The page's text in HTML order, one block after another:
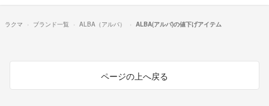
ラクマ ブランド一覧 ALBA（アルバ） ALBA(アルバ)の値下げアイテム
ページの上へ戻る